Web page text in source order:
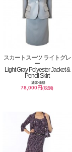
スカートスーツ ライトグレ
ー
Light Gray Polyester Jacket &
Pencil Skirt
通常価格
78,000円(税別)